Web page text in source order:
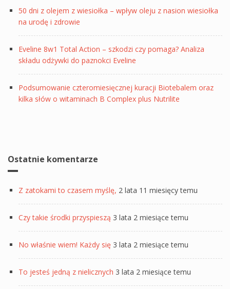
50 dni z olejem z wiesiołka – wpływ oleju z nasion wiesiołka
na urodę i zdrowie
Eveline 8w1 Total Action – szkodzi czy pomaga? Analiza
składu odżywki do paznokci Eveline
Podsumowanie czteromiesięcznej kuracji Biotebalem oraz
kilka słów o witaminach B Complex plus Nutrilite
Ostatnie komentarze
Z zatokami to czasem myślę, 2 lata 11 miesięcy temu
Czy takie środki przyspieszą 3 lata 2 miesiące temu
No właśnie wiem! Każdy się 3 lata 2 miesiące temu
To jesteś jedną z nielicznych 3 lata 2 miesiące temu